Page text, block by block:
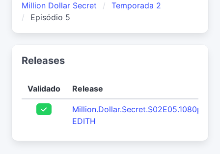
Million Dollar Secret
Temporada 2
Episódio 5
Releases
Validado Release
EDITH